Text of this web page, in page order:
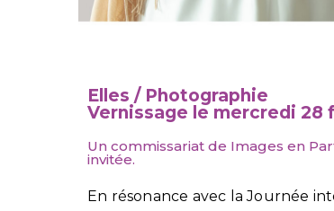
Elles / Photographie
Vernissage le mercredi 28
Un commissariat de Images en
invitée.
En résonance avec la Journée